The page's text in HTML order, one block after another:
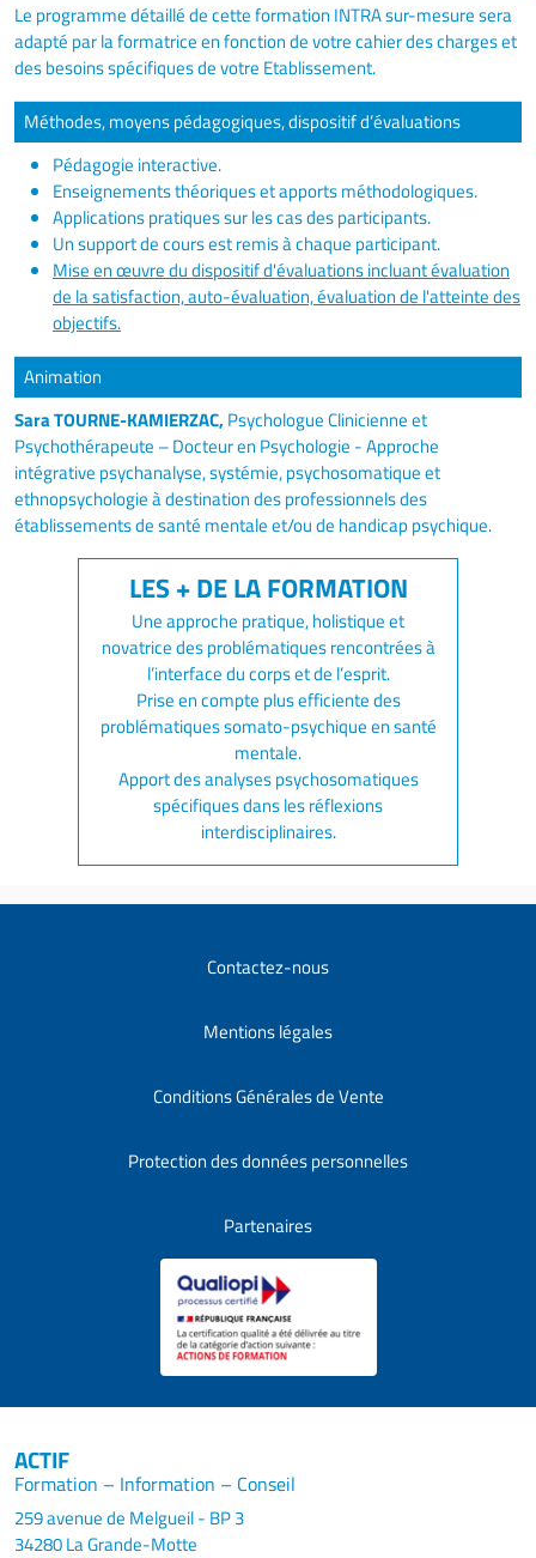
Le programme détaillé de cette formation INTRA sur-mesure sera
adapté par la formatrice en fonction de votre cahier des charges et
des besoins spécifiques de votre Etablissement.
Méthodes, moyens pédagogiques, dispositif d’évaluations
Pédagogie interactive.
Enseignements théoriques et apports méthodologiques.
Applications pratiques sur les cas des participants.
Un support de cours est remis à chaque participant.
Mise en œuvre du dispositif d'évaluations incluant évaluation
de la satisfaction, auto-évaluation, évaluation de l'atteinte des
objectifs.
Animation
Sara TOURNE-KAMIERZAC, Psychologue Clinicienne et
Psychothérapeute – Docteur en Psychologie - Approche
intégrative psychanalyse, systémie, psychosomatique et
ethnopsychologie à destination des professionnels des
établissements de santé mentale et/ou de handicap psychique.
Une approche pratique, holistique et
novatrice des problématiques rencontrées à
l’interface du corps et de l’esprit.
Prise en compte plus efficiente des
problématiques somato-psychique en santé
mentale.
Apport des analyses psychosomatiques
spécifiques dans les réflexions
interdisciplinaires.
Contactez-nous
Mentions légales
Conditions Générales de Vente
Protection des données personnelles
Partenaires
ACTIF
Formation – Information – Conseil
259 avenue de Melgueil - BP 3
34280 La Grande-Motte